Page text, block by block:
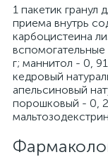
1 пакетик гранул
приема внутрь
карбоцистеина
г; маннитол - 0,
кедровый
апельсиновый
порошковый - 0,